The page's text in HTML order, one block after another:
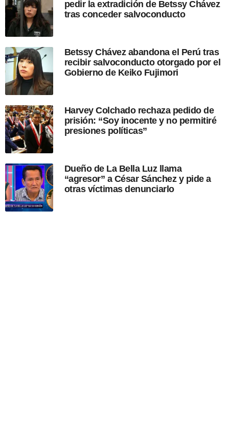
b
a
c
i
pedir la extradición de Betssy Chávez
tras conceder salvoconducto
Betssy Chávez abandona el Perú tras
recibir salvoconducto otorgado por el
Gobierno de Keiko Fujimori
Harvey Colchado rechaza pedido de
prisión: “Soy inocente y no permitiré
presiones políticas”
Dueño de La Bella Luz llama
“agresor” a César Sánchez y pide a
otras víctimas denunciarlo